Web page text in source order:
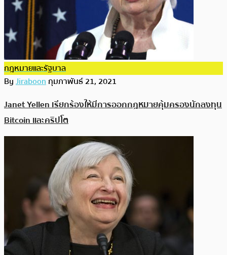
กฎหมายและรัฐบาล
ByJiraboonกุมภาพันธ์ 21, 2021
Janet Yellen เรียกร้องให้มีการออกกฎหมายคุ้มครองนักลงทุน
Bitcoin และคริปโต